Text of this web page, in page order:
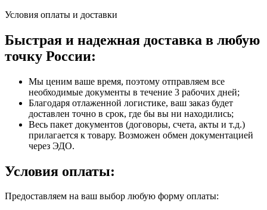
Условия оплаты и доставки
Быстрая и надежная доставка в любую
точку России:
Мы ценим ваше время, поэтому отправляем все
необходимые документы в течение 3 рабочих дней;
Благодаря отлаженной логистике, ваш заказ будет
доставлен точно в срок, где бы вы ни находились;
Весь пакет документов (договоры, счета, акты и т.д.)
прилагается к товару. Возможен обмен документацией
через ЭДО.
Условия оплаты:
Предоставляем на ваш выбор любую форму оплаты: